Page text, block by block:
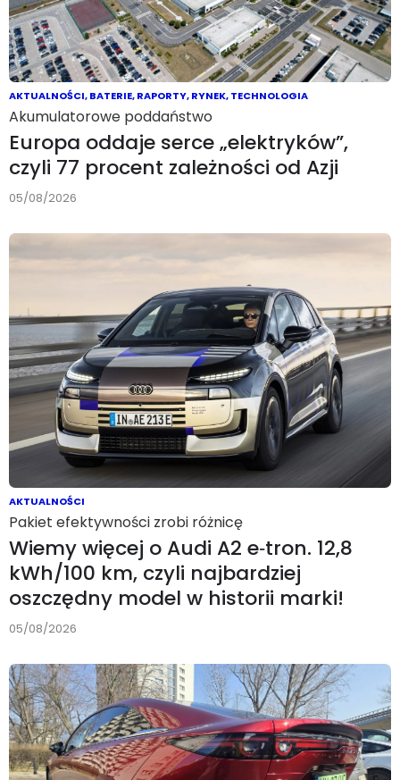
AKTUALNOŚCI,BATERIE,RAPORTY,RYNEK,TECHNOLOGIA
Akumulatorowe poddaństwo
Europa oddaje serce „elektryków”,
czyli 77 procent zależności od Azji
05/08/2026
AKTUALNOŚCI
Pakiet efektywności zrobi różnicę
Wiemy więcej o Audi A2 e‑tron. 12,8
kWh/100 km, czyli najbardziej
oszczędny model w historii marki!
05/08/2026